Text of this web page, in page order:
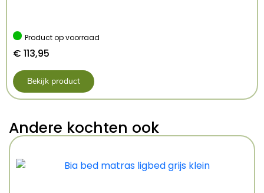
Product op voorraad
€ 113,95
Bekijk product
Andere kochten ook